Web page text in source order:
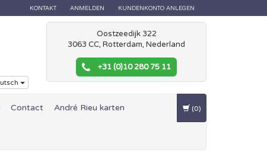
KONTAKT ANMELDEN KUNDENKONTO ANLEGEN
Oostzeedijk 322
3063 CC, Rotterdam, Nederland
+31 (0)10 280 75 11
Contact André Rieu karten (0)